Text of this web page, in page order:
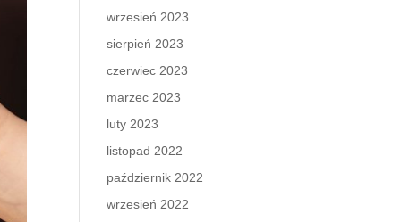
wrzesień 2023
sierpień 2023
czerwiec 2023
marzec 2023
luty 2023
listopad 2022
październik 2022
wrzesień 2022